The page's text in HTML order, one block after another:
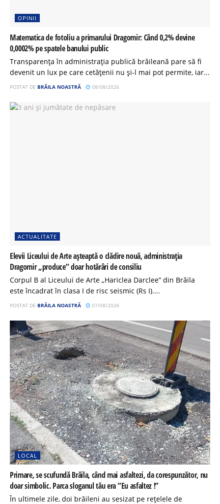
OPINII
Matematica de fotoliu a primarului Dragomir: Când 0,2% devine
0,0002% pe spatele banului public
Transparența în administrația publică brăileană pare să fi
devenit un lux pe care cetățenii nu și-l mai pot permite, iar...
POSTAT DE BRĂILA NOASTRĂ 08/08/2026
ACTUALITATE
Elevii Liceului de Arte așteaptă o clădire nouă, administrația
Dragomir „produce” doar hotărâri de consiliu
Corpul B al Liceului de Arte „Hariclea Darclee” din Brăila
este încadrat în clasa I de risc seismic (Rs I)....
POSTAT DE BRĂILA NOASTRĂ 07/08/2026
LOCAL
Primare, se scufundă Brăila, când mai asfaltezi, da corespunzător, nu
doar simbolic. Parca sloganul tău era ”Eu asfaltez !”
În ultimele zile, doi brăileni au sesizat pe rețelele de